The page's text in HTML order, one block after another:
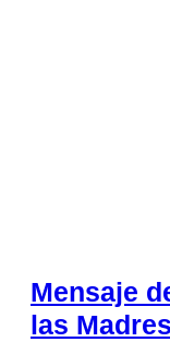
Mensaje
las Madres